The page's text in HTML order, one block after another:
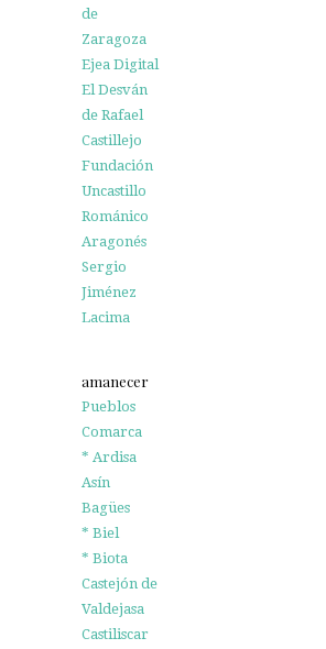
de
Zaragoza
Ejea Digital
El Desván
de Rafael
Castillejo
Fundación
Uncastillo
Románico
Aragonés
Sergio
Jiménez
Lacima
amanecer
Pueblos
Comarca
* Ardisa
Asín
Bagües
* Biel
* Biota
Castejón de
Valdejasa
Castiliscar